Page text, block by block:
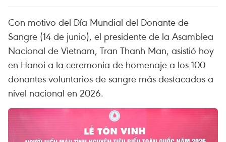
Con motivo del Día Mundial del Donante de
Sangre (14 de junio), el presidente de la Asamblea
Nacional de Vietnam, Tran Thanh Man, asistió hoy
en Hanoi a la ceremonia de homenaje a los 100
donantes voluntarios de sangre más destacados a
nivel nacional en 2026.